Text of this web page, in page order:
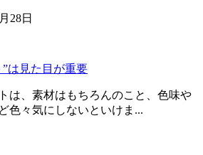
28日
は見た目が重要
は、素材はもちろんのこと、色味や
色々気にしないといけま...